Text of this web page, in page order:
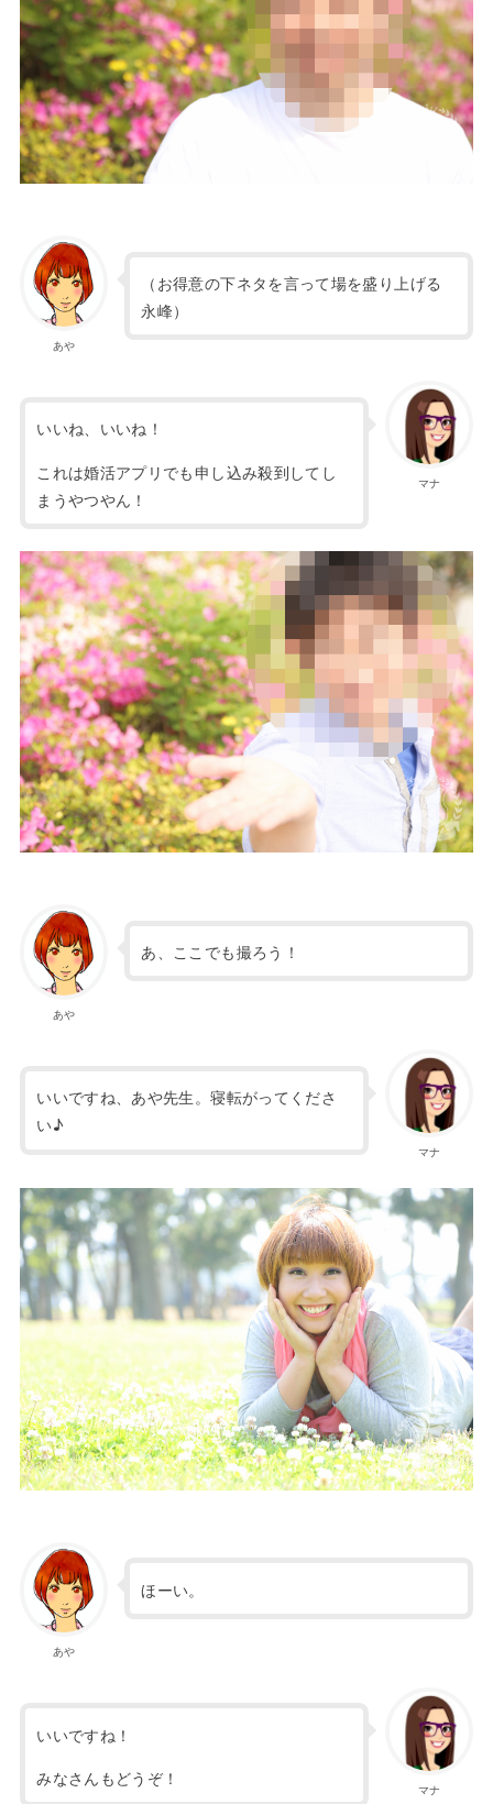
あや
（お得意の下ネタを言って場を盛り上げる
永峰）
マナ
いいね、いいね！
これは婚活アプリでも申し込み殺到してし
まうやつやん！
あや
あ、ここでも撮ろう！
マナ
いいですね、あや先生。寝転がってくださ
い♪
あや
ほーい。
マナ
いいですね！
みなさんもどうぞ！